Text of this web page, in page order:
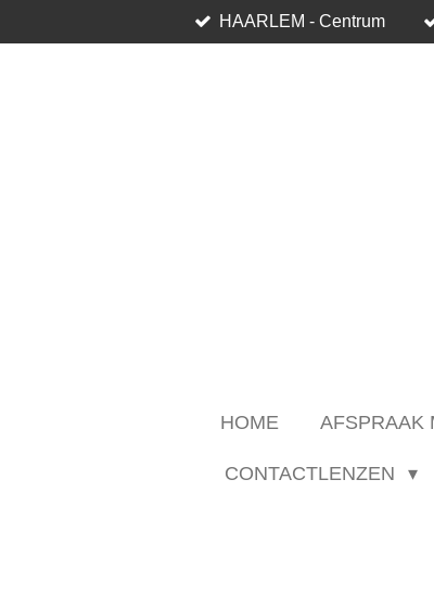
direct
HAARLEM - Centrum
HOME AFSPRAAK
CONTACTLENZEN